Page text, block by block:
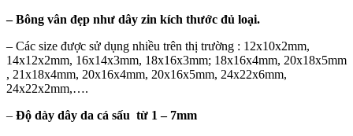
– Bông vân đẹp như dây zin kích thước đủ loại.
– Các size được sử dụng nhiều trên thị trường : 12x10x2mm,
14x12x2mm, 16x14x3mm, 18x16x3mm; 18x16x4mm, 20x18x5mm
, 21x18x4mm, 20x16x4mm, 20x16x5mm, 24x22x6mm,
24x22x2mm,….
– Độ dày dây da cá sấu từ 1 – 7mm